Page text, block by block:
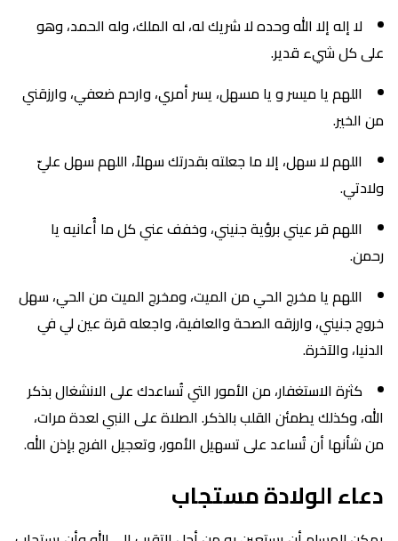
لا إله إلا الله وحده لا شريك له، له الملك، وله الحمد، وهو
على كل شيء قدير.
اللهم يا ميسر و يا مسهل، يسر أمري، وارحم ضعفي، وارزقني
من الخير.
اللهم لا سهل، إلا ما جعلته بقدرتك سهلاً، اللهم سهل عليّ
ولادتي.
اللهم قر عيني برؤية جنيني، وخفف عني كل ما أُعانيه يا
رحمن.
اللهم يا مخرج الحي من الميت، ومخرج الميت من الحي، سهل
خروج جنيني، وارزقه الصحة والعافية، واجعله قرة عين لي في
الدنيا، والآخرة.
كثرة الاستغفار، من الأمور التي تُساعدك على الانشغال بذكر
الله، وكذلك يطمئن القلب بالذكر. الصلاة على النبي لعدة مرات،
من شأنها أن تُساعد على تسهيل الأمور، وتعجيل الفرج بإذن الله.
دعاء الولادة مستجاب